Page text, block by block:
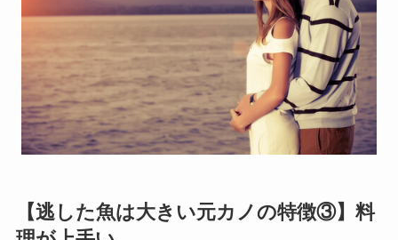
【逃した魚は大きい元カノの特徴③】料